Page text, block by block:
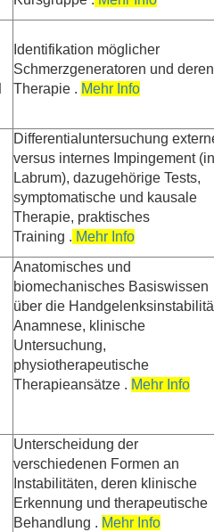
Identifikation möglicher
Schmerzgeneratoren und deren
Therapie . Mehr Info
Differentialuntersuchung
versus internes Impingement
Labrum), dazugehörige Tests,
symptomatische und kausale
Therapie, praktisches
Training . Mehr Info
Anatomisches und
biomechanisches Basiswissen
über die
Anamnese, klinische
Untersuchung,
physiotherapeutische
Therapieansätze . Mehr Info
Unterscheidung der
verschiedenen Formen an
Instabilitäten, deren klinische
Erkennung und therapeutische
Behandlung . Mehr Info